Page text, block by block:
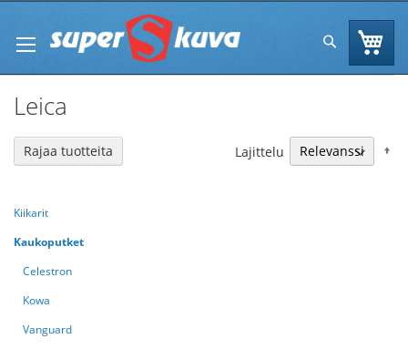
Content
Hae
Leica
Lajittelu
Kiikarit
Kaukoputket
Celestron
Kowa
Vanguard
Rajaa tuotteita